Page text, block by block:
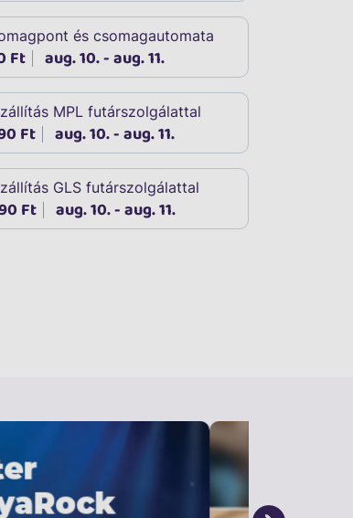
és csomagautomata
Ft aug. 10. - aug. 11.
MPL futárszolgálattal
Ft aug. 10. - aug. 11.
GLS futárszolgálattal
Ft aug. 10. - aug. 11.